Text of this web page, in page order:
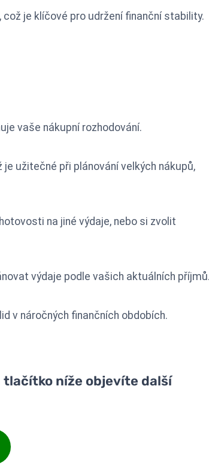
je klíčové pro udržení finanční stability.
vaše nákupní rozhodování.
užitečné při plánování velkých nákupů,
na jiné výdaje, nebo si zvolit
výdaje podle vašich aktuálních příjmů.
v náročných finančních obdobích.
níže objevíte další